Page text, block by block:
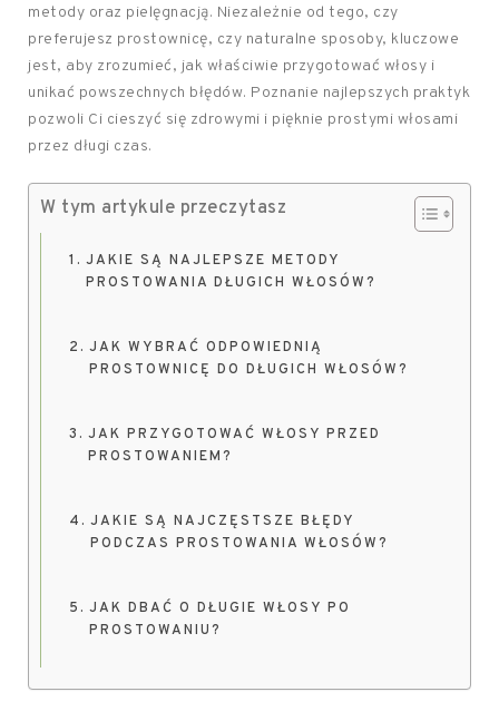
metody oraz pielęgnacją. Niezależnie od tego, czy
preferujesz prostownicę, czy naturalne sposoby, kluczowe
jest, aby zrozumieć, jak właściwie przygotować włosy i
unikać powszechnych błędów. Poznanie najlepszych praktyk
pozwoli Ci cieszyć się zdrowymi i pięknie prostymi włosami
przez długi czas.
W tym artykule przeczytasz
JAKIE SĄ NAJLEPSZE METODY
PROSTOWANIA DŁUGICH WŁOSÓW?
JAK WYBRAĆ ODPOWIEDNIĄ
PROSTOWNICĘ DO DŁUGICH WŁOSÓW?
JAK PRZYGOTOWAĆ WŁOSY PRZED
PROSTOWANIEM?
JAKIE SĄ NAJCZĘSTSZE BŁĘDY
PODCZAS PROSTOWANIA WŁOSÓW?
JAK DBAĆ O DŁUGIE WŁOSY PO
PROSTOWANIU?